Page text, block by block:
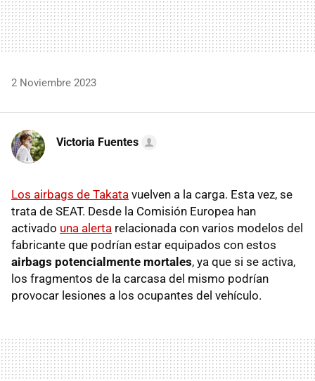
2 Noviembre 2023
Victoria Fuentes
Los airbags de Takata vuelven a la carga. Esta vez, se
trata de SEAT. Desde la Comisión Europea han
activado una alerta relacionada con varios modelos del
fabricante que podrían estar equipados con estos
airbags potencialmente mortales, ya que si se activa,
los fragmentos de la carcasa del mismo podrían
provocar lesiones a los ocupantes del vehículo.